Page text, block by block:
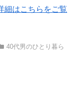
細はこちらをご覧
40代男のひとり暮ら